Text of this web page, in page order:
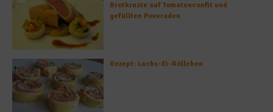
Brotkruste auf Tomatenconfit und
gefüllten Poveraden
Rezept: Lachs-Ei-Röllchen